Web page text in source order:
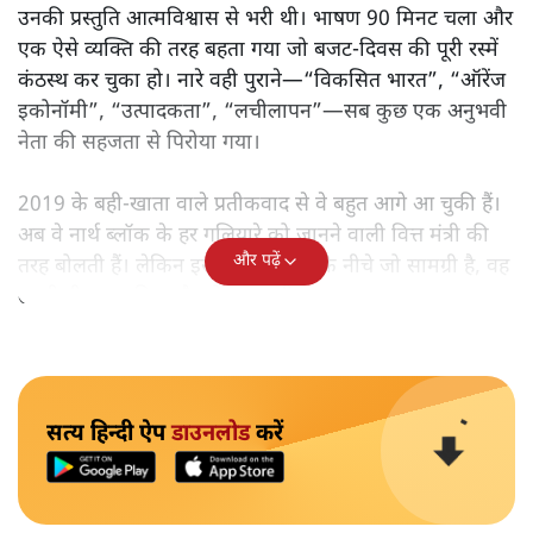
उनकी प्रस्तुति आत्मविश्वास से भरी थी। भाषण 90 मिनट चला और
एक ऐसे व्यक्ति की तरह बहता गया जो बजट‑दिवस की पूरी रस्में
कंठस्थ कर चुका हो। नारे वही पुराने—“विकसित भारत”, “ऑरेंज
इकोनॉमी”, “उत्पादकता”, “लचीलापन”—सब कुछ एक अनुभवी
नेता की सहजता से पिरोया गया।
2019 के बही‑खाता वाले प्रतीकवाद से वे बहुत आगे आ चुकी हैं।
अब वे नार्थ ब्लॉक के हर गलियारे को जानने वाली वित्त मंत्री की
तरह बोलती हैं। लेकिन इस आत्मविश्वास के नीचे जो सामग्री है, वह
उतनी ही अनुमानित और दोहराव भरी।
और पढ़ें
सत्य हिन्दी ऐपडाउनलोडकरें